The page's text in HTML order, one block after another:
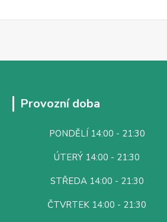
Provozní doba
PONDĚLÍ 14:00 - 21:30
ÚTERÝ 14:00 - 21:30
STŘEDA 14:00 - 21:30
ČTVRTEK 14:00 - 21:30